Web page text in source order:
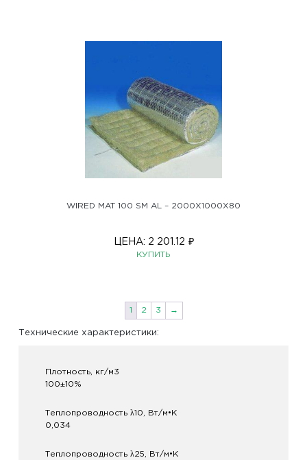
WIRED MAT 100 SM AL – 2000X1000X80
ЦЕНА: 2 201.12 ₽
КУПИТЬ
1 2 3 →
Технические характеристики:
Плотность, кг/м3
100±10%
Теплопроводность λ10, Вт/м•K
0,034
Теплопроводность λ25, Вт/м•K